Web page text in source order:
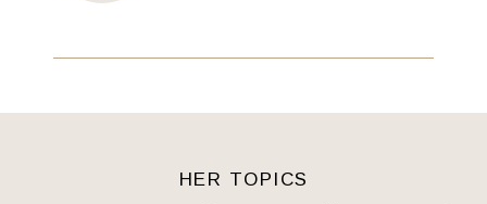
HER TOPICS